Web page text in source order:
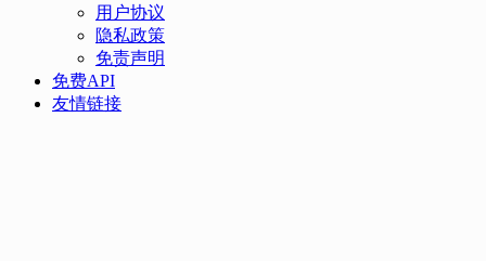
用户协议
隐私政策
免责声明
免费API
友情链接